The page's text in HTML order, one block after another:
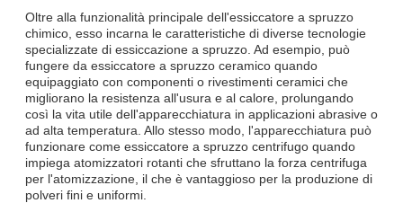
Oltre alla funzionalità principale dell'essiccatore a spruzzo
chimico, esso incarna le caratteristiche di diverse tecnologie
specializzate di essiccazione a spruzzo. Ad esempio, può
fungere da essiccatore a spruzzo ceramico quando
equipaggiato con componenti o rivestimenti ceramici che
migliorano la resistenza all'usura e al calore, prolungando
così la vita utile dell'apparecchiatura in applicazioni abrasive o
ad alta temperatura. Allo stesso modo, l'apparecchiatura può
funzionare come essiccatore a spruzzo centrifugo quando
impiega atomizzatori rotanti che sfruttano la forza centrifuga
per l'atomizzazione, il che è vantaggioso per la produzione di
polveri fini e uniformi.